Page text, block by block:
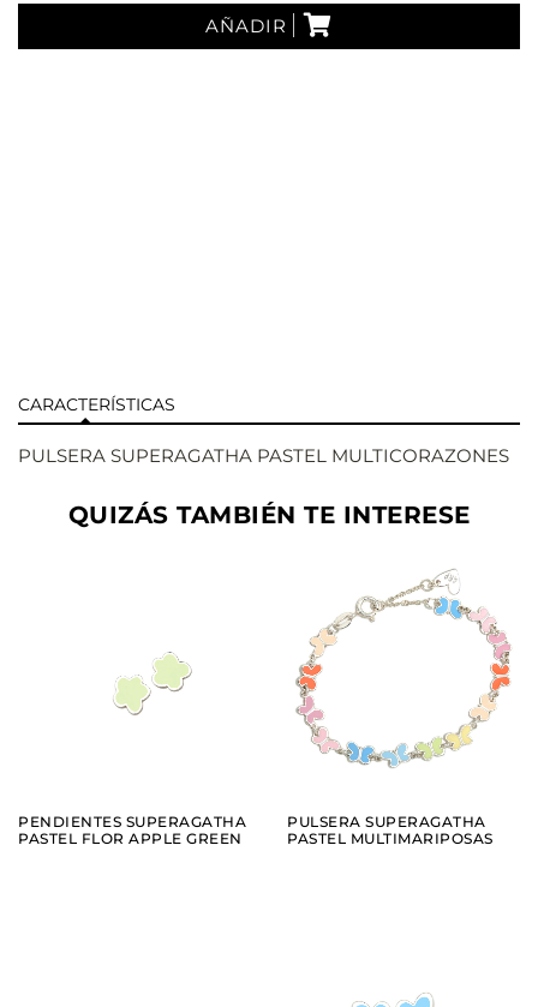
AÑADIR
CARACTERÍSTICAS
PULSERA SUPERAGATHA PASTEL MULTICORAZONES
QUIZÁS TAMBIÉN TE INTERESE
AÑADIR
PENDIENTES SUPERAGATHA
PASTEL FLOR APPLE GREEN
PULSERA SUPERAGATHA
PASTEL MULTIMARIPOSAS